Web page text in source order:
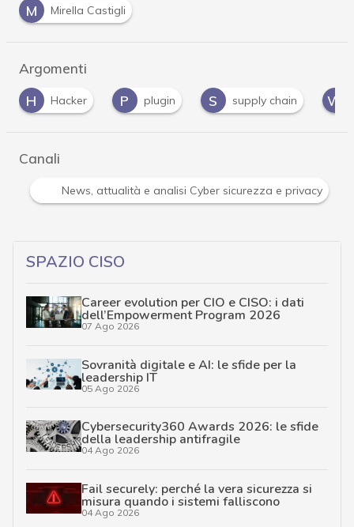
M
Mirella Castigli
Argomenti
Hacker P plugin S supply chain W
Canali
tempo reale e gli approfondimenti News, attualità e
SPAZIO CISO
Career evolution per CIO e CISO: i dati
dell’Empowerment Program 2026
07 Ago 2026
Sovranità digitale e AI: le sfide per la
leadership IT
05 Ago 2026
Cybersecurity360 Awards 2026: le sfide
della leadership antifragile
04 Ago 2026
Fail securely: perché la vera sicurezza si
misura quando i sistemi falliscono
04 Ago 2026